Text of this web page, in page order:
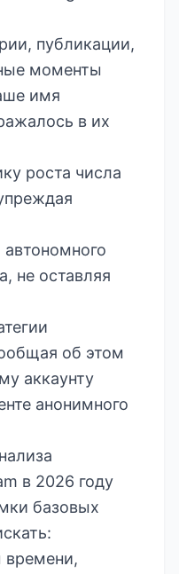
публикации,
моменты
имя
в их
роста числа
автономного
не оставляя
об этом
аккаунту
анонимного
в 2026 году
базовых
времени,